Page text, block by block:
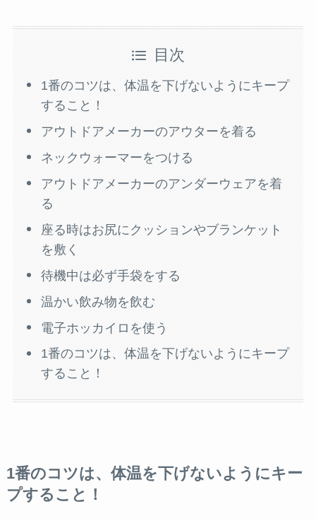
目次
1番のコツは、体温を下げないようにキープ
すること！
アウトドアメーカーのアウターを着る
ネックウォーマーをつける
アウトドアメーカーのアンダーウェアを着
る
座る時はお尻にクッションやブランケット
を敷く
待機中は必ず手袋をする
温かい飲み物を飲む
電子ホッカイロを使う
1番のコツは、体温を下げないようにキープ
すること！
1番のコツは、体温を下げないようにキー
プすること！